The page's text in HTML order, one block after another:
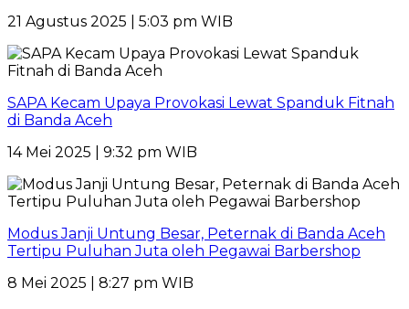
21 Agustus 2025 | 5:03 pm WIB
SAPA Kecam Upaya Provokasi Lewat Spanduk Fitnah
di Banda Aceh
14 Mei 2025 | 9:32 pm WIB
Modus Janji Untung Besar, Peternak di Banda Aceh
Tertipu Puluhan Juta oleh Pegawai Barbershop
8 Mei 2025 | 8:27 pm WIB